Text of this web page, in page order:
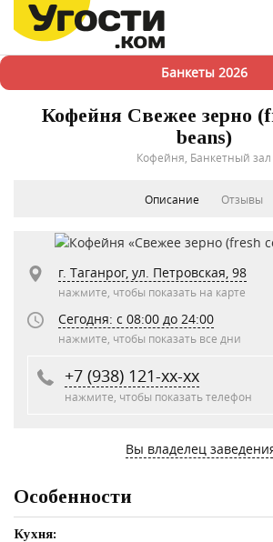
Банкеты 2026
Кофейня Свежее зерно
beans)
Кофейня, Банкетный зал
Описание Отзывы
г. Таганрог, ул. Петровская, 98
нажмите, чтобы показать на карте
Сегодня: c 08:00 до 24:00
нажмите, чтобы показать все дни
+7 (938) 121-xx-xx
нажмите, чтобы показать телефон
Вы владелец
Особенности
Кухня: